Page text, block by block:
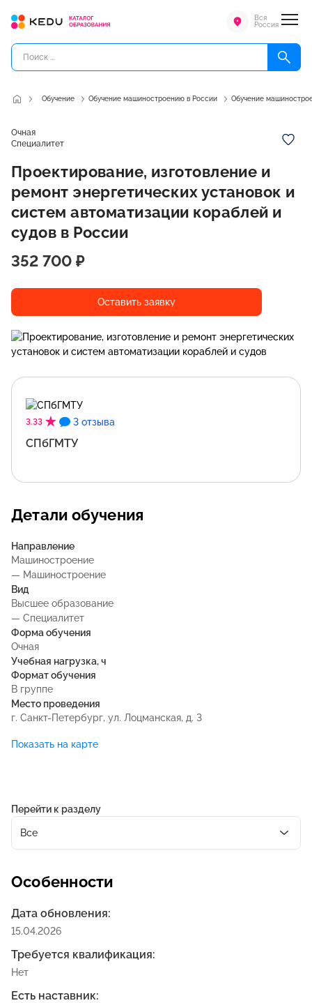
Вся
Россия
Обучение Обучение машиностроению в России Обучение
Очная
Специалитет
Проектирование, изготовление и
ремонт энергетических установок и
систем автоматизации кораблей и
судов в России
352 700 ₽
Оставить заявку
3.33 3 отзыва
СПбГМТУ
Перейти к разделу
Все
Особенности
Дата обновления:
15.04.2026
Требуется квалификация:
Нет
Есть наставник:
Детали обучения
Направление
Машиностроение
— Машиностроение
Вид
Высшее образование
— Специалитет
Форма обучения
Очная
Учебная нагрузка, ч
Формат обучения
В группе
Место проведения
г. Санкт-Петербург, ул. Лоцманская, д. 3
Показать на карте